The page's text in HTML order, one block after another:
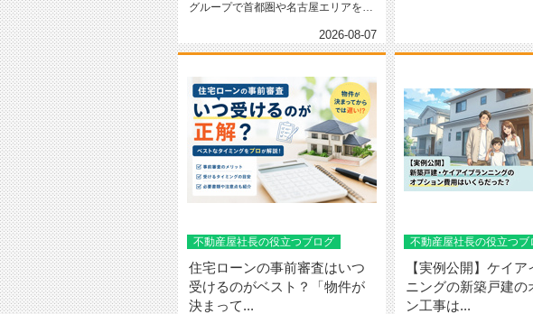
グループで首都圏や名古屋エリアを中
2026-08-07
不動産屋社長の役立つブログ
住宅ローンの事前審査はいつ
受けるのがベスト？「物件が
決まって...
不動産屋社長の役立つブ
【実例公開】ケイア
ニングの新築戸建の
ン工事は...